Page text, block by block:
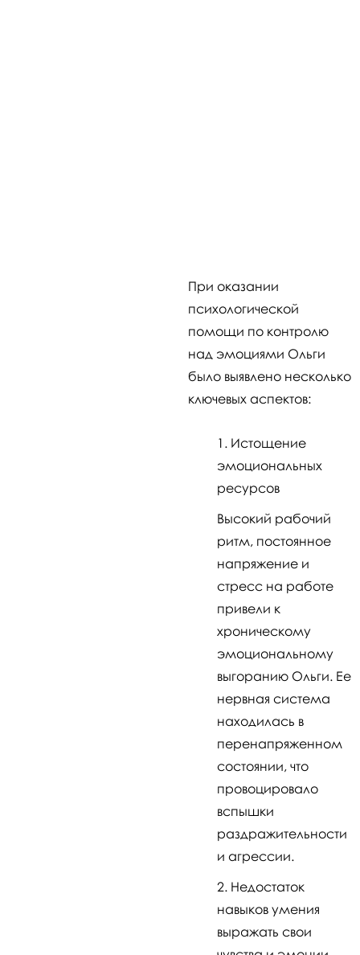
При оказании
психологической
помощи по контролю
над эмоциями Ольги
было выявлено несколько
ключевых аспектов:
Истощение
эмоциональных
ресурсов
Высокий рабочий
ритм, постоянное
напряжение и
стресс на работе
привели к
хроническому
эмоциональному
выгоранию Ольги. Ее
нервная система
находилась в
перенапряженном
состоянии, что
провоцировало
вспышки
раздражительности
и агрессии.
Недостаток
навыков умения
выражать свои